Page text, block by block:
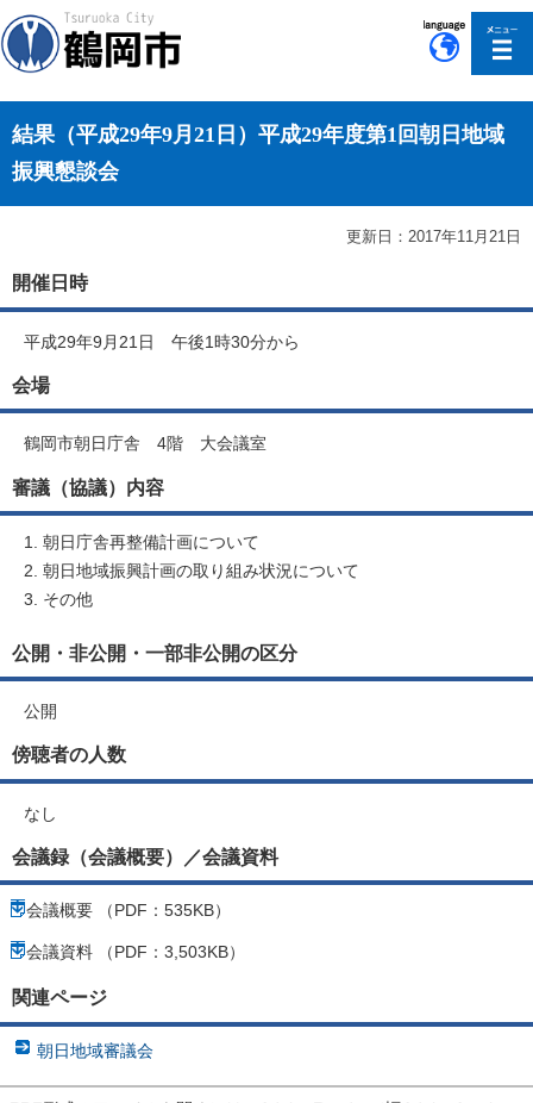
結果（平成29年9月21日）平成29年度第1回朝日地域
振興懇談会
更新日：2017年11月21日
開催日時
平成29年9月21日 午後1時30分から
会場
鶴岡市朝日庁舎 4階 大会議室
審議（協議）内容
朝日庁舎再整備計画について
朝日地域振興計画の取り組み状況について
その他
公開・非公開・一部非公開の区分
公開
傍聴者の人数
なし
会議録（会議概要）／会議資料
会議概要 （PDF：535KB）
会議資料 （PDF：3,503KB）
関連ページ
朝日地域審議会